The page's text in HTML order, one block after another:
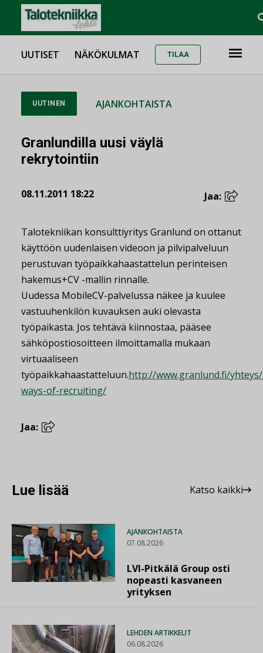
UUTISET NÄKÖKULMAT TILAA
UUTINEN AJANKOHTAISTA
Granlundilla uusi väylä
rekrytointiin
08.11.2011 18:22 Jaa:
Talotekniikan konsulttiyritys Granlund on ottanut
käyttöön uudenlaisen videoon ja pilvipalveluun
perustuvan työpaikkahaastattelun perinteisen
hakemus+CV -mallin rinnalle.
Uudessa MobileCV-palvelussa näkee ja kuulee
vastuuhenkilön kuvauksen auki olevasta
työpaikasta. Jos tehtävä kiinnostaa, pääsee
sähköpostiosoitteen ilmoittamalla mukaan
virtuaaliseen
työpaikkahaastatteluun.http://www.granlund.fi/
ways-of-recruiting/
Jaa:
Lue lisää Katso kaikki
AJANKOHTAISTA
07.08.2026
LVI-Pitkälä Group osti
nopeasti kasvaneen
yrityksen
LEHDEN ARTIKKELIT
06.08.2026